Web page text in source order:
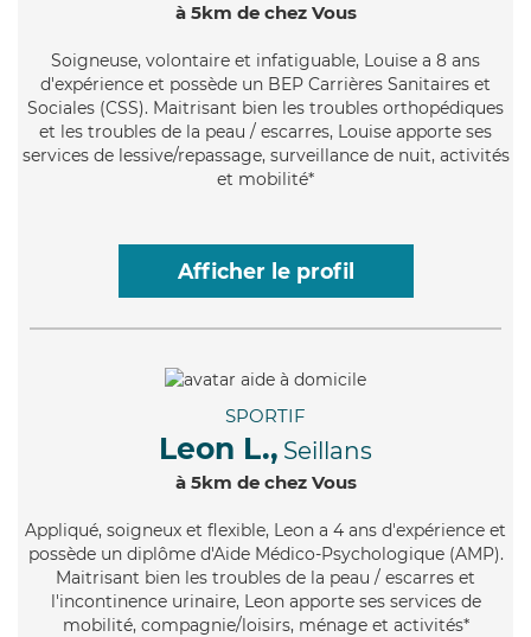
à 5km de chez Vous
Soigneuse, volontaire et infatiguable, Louise a 8 ans
d'expérience et possède un BEP Carrières Sanitaires et
Sociales (CSS). Maitrisant bien les troubles orthopédiques
et les troubles de la peau / escarres, Louise apporte ses
services de lessive/repassage, surveillance de nuit, activités
et mobilité*
Afficher le profil
SPORTIF
Leon L., Seillans
à 5km de chez Vous
Appliqué, soigneux et flexible, Leon a 4 ans d'expérience et
possède un diplôme d'Aide Médico-Psychologique (AMP).
Maitrisant bien les troubles de la peau / escarres et
l'incontinence urinaire, Leon apporte ses services de
mobilité, compagnie/loisirs, ménage et activités*